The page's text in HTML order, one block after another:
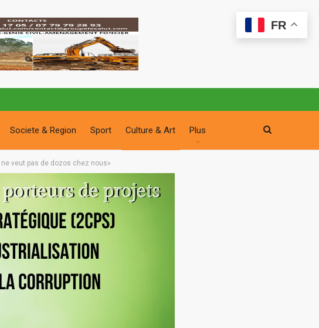
Societe & Region Sport Culture & Art Plus
veut pas de dozos chez nous»
FR